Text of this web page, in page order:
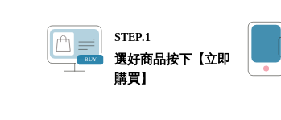
STEP.1
選好商品按下【立即
購買】